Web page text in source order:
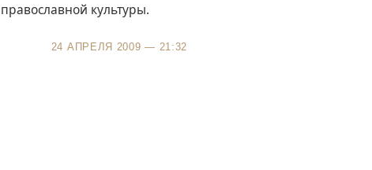
православной культуры.
24 АПРЕЛЯ 2009 — 21:32